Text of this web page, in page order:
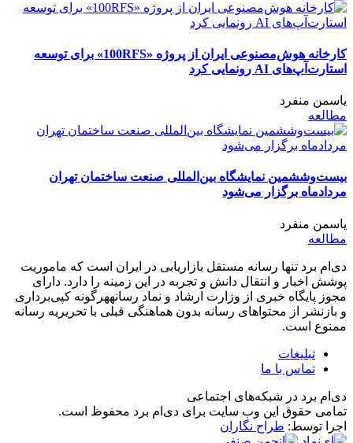
کارخانه هوش‌مصنوعی ایران از پروژه «100RFS» برای توسعه
استارت‌آپ‌های AI رونمایی کرد
یاسمن منفرد
مطالعه
بیست‌وششمین نمایشگاه بین‌المللی صنعت ساختمان تهران
مردادماه برگزار می‌شود
یاسمن منفرد
مطالعه
دی‌ام برد تنها رسانه مستقل بازاریابی در ایران است که ماموریت
پوشش اخبار و انتقال دانش و تجربه در این زمینه را دارد. دارای
مجوز پایگاه خبری از وزارت ارشاد و نماد رسانههرگونه کپی‌برداری
و بازنشر از محتواهای رسانه بدون هماهنگی قبلی با تحریریه رسانه
ممنوع است.
تبلیغات
تماس با ما
دی‌ام برد در شبکه‌های اجتماعی
تمامی حقوق این وب سایت برای دی‌ام برد محفوظ است.
اجرا توسط: طراح نگاران